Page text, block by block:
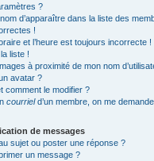
?
d’apparaître dans la liste des
!
et l’heure est toujours incorrecte !
liste !
à proximité de mon nom
avatar ?
comment le modifier ?
courrield’un membre, on me
de messages
sujet ou poster une réponse ?
un message ?